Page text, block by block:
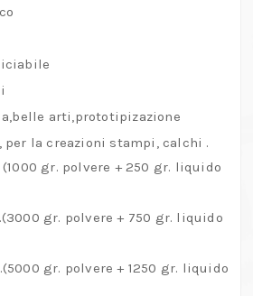
arti,prototipizazione
per la creazioni stampi, calchi .
(1000 gr. polvere + 250 gr. liquido
gr. polvere + 750 gr. liquido
gr. polvere + 1250 gr. liquido